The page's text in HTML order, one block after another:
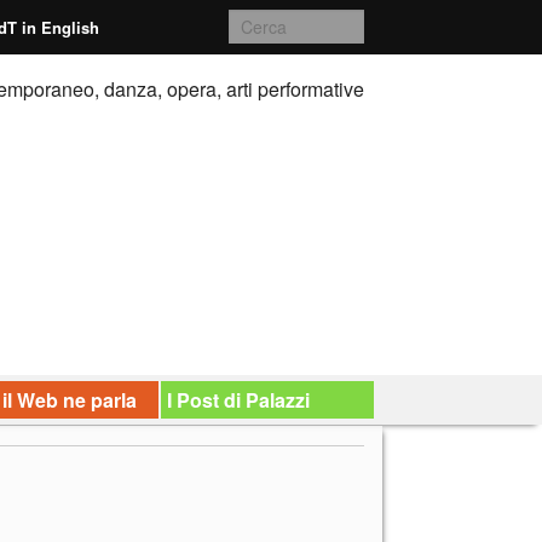
in English
danza, opera, arti performative
Web ne parla I Post di Palazzi